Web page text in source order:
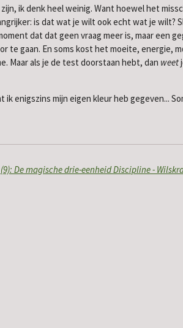
ik denk heel weinig. Want hoewel het
is dat wat je wilt ook echt wat je wilt?
dat dat geen vraag meer is, maar een
te gaan. En soms kost het moeite, energie,
Maar als je de test doorstaan hebt, dan weet
enigszins mijn eigen kleur heb gegeven...